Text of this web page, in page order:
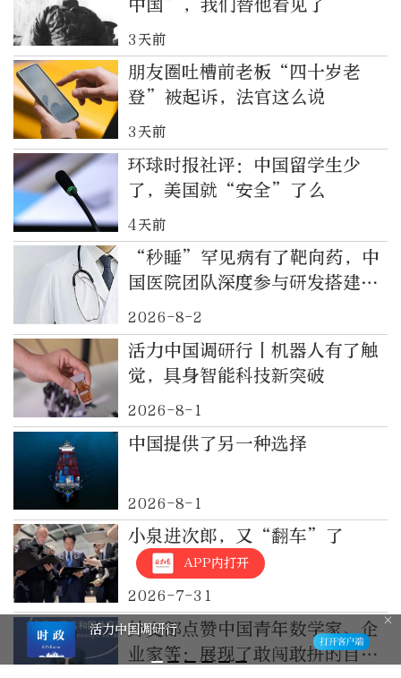
中国”，我们替他看见了
3天前
朋友圈吐槽前老板“四十岁老
登”被起诉，法官这么说
3天前
环球时报社评：中国留学生少
了，美国就“安全”了么
4天前
“秒睡”罕见病有了靶向药，中
国医院团队深度参与研发搭建
“中国方案”
2026-8-2
活力中国调研行丨机器人有了触
觉，具身智能科技新突破
2026-8-1
中国提供了另一种选择
2026-8-1
小泉进次郎，又“翻车”了
2026-7-31
外交部点赞中国青年数学家、企
业家等：展现了敢闯敢拼的自信
APP内打开
活力中国调研行